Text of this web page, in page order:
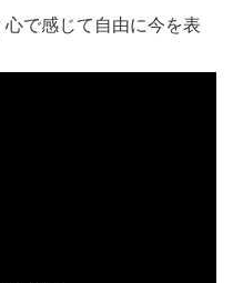
心で感じて自由に今を表